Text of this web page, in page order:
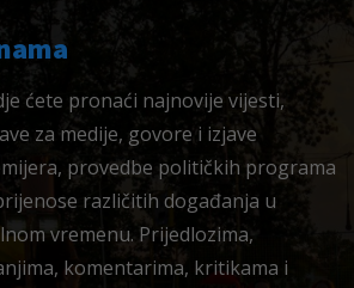
ćete pronaći najnovije vijesti,
za medije, govore i izjave
provedbe političkih programa
različitih događanja u
vremenu. Prijedlozima,
komentarima, kritikama i